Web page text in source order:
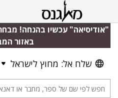
"אודיסיאה" עכשיו בהנחה!
באזור
שלח אל: מחוץ לישראל